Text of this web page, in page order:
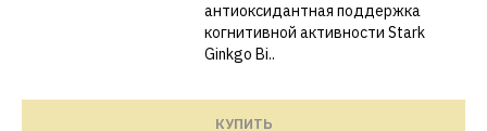
антиоксидантная поддержка
когнитивной активности Stark
Ginkgo Bi..
КУПИТЬ